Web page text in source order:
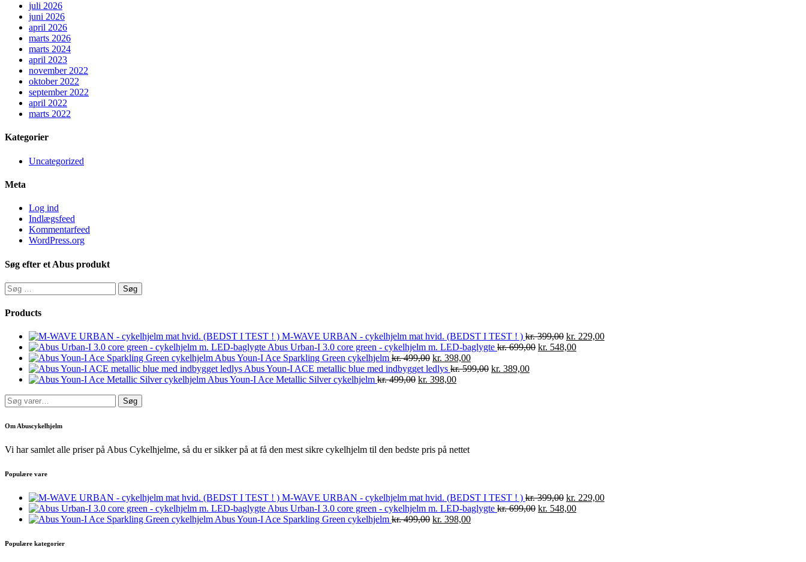
juli 2026
juni 2026
april 2026
marts 2026
marts 2024
april 2023
november 2022
oktober 2022
september 2022
april 2022
marts 2022
Kategorier
Uncategorized
Meta
Log ind
Indlægsfeed
Kommentarfeed
WordPress.org
Søg efter et Abus produkt
Søg
efter:
Products
M-WAVE URBAN - cykelhjelm mat hvid. (BEDST I TEST ! ) kr.399,00 kr. 229,00
Abus Urban-I 3.0 core green - cykelhjelm m. LED-baglygte kr.699,00 kr. 548,00
Abus Youn-I Ace Sparkling Green cykelhjelm kr.499,00 kr. 398,00
Abus Youn-I ACE metallic blue med indbygget ledlys kr.599,00 kr. 389,00
Abus Youn-I Ace Metallic Silver cykelhjelm kr.499,00 kr. 398,00
Søg
efter:
Søg
Om Abuscykelhjelm
Vi har samlet alle priser på Abus Cykelhjelme, så du er sikker på at få den mest sikre cykelhjelm til den bedste pris på nettet
Populære vare
M-WAVE URBAN - cykelhjelm mat hvid. (BEDST I TEST ! ) kr.399,00 kr. 229,00
Abus Urban-I 3.0 core green - cykelhjelm m. LED-baglygte kr.699,00 kr. 548,00
Abus Youn-I Ace Sparkling Green cykelhjelm kr.499,00 kr. 398,00
Populære kategorier